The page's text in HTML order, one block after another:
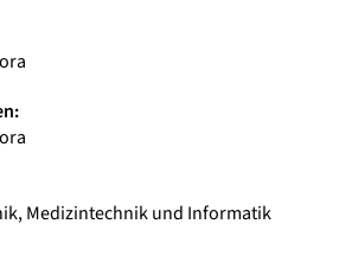
Medizintechnik und Informatik